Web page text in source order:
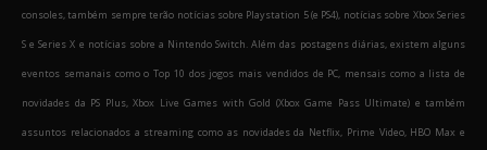
consoles, também sempre terão notícias sobre Playstation 5 (e PS4), notícias sobre Xbox Series
S e Series X e notícias sobre a Nintendo Switch. Além das postagens diárias, existem alguns
eventos semanais como o Top 10 dos jogos mais vendidos de PC, mensais como a lista de
novidades da PS Plus, Xbox Live Games with Gold (Xbox Game Pass Ultimate) e também
assuntos relacionados a streaming como as novidades da Netflix, Prime Video, HBO Max e